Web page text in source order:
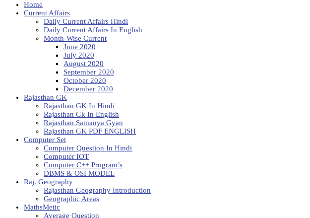
Home
Current Affairs
Daily Current Affairs Hindi
Daily Current Affairs In English
Month-Wise Current
June 2020
July 2020
August 2020
September 2020
October 2020
December 2020
Rajasthan GK
Rajasthan GK In Hindi
Rajasthan Gk In English
Rajasthan Samanya Gyan
Rajasthan GK PDF ENGLISH
Computer Set
Computer Question In Hindi
Computer IOT
Computer C++ Program’s
DBMS & OSI MODEL
Raj. Geography
Rajasthan Geography Introduction
Geographic Areas
MathsMetic
Average Question